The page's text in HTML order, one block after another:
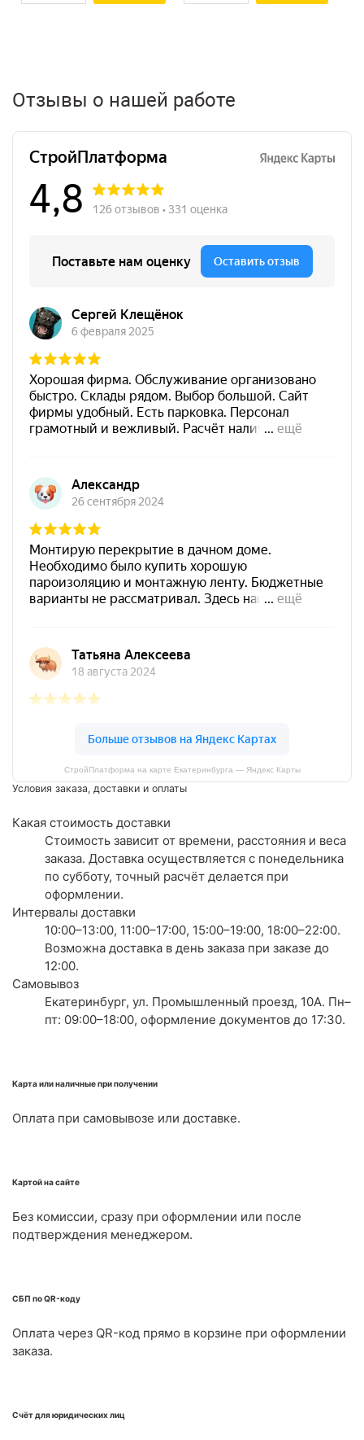
Отзывы о нашей работе
СтройПлатформа на карте Екатеринбурга — Яндекс Карты
Условия заказа, доставки и оплаты
Какая стоимость доставки
Стоимость зависит от времени, расстояния и веса
заказа. Доставка осуществляется с понедельника
по субботу, точный расчёт делается при
оформлении.
Интервалы доставки
10:00–13:00, 11:00–17:00, 15:00–19:00, 18:00–22:00.
Возможна доставка в день заказа при заказе до
12:00.
Самовывоз
Екатеринбург, ул. Промышленный проезд, 10А. Пн–
пт: 09:00–18:00, оформление документов до 17:30.
Карта или наличные при получении
Оплата при самовывозе или доставке.
Картой на сайте
Без комиссии, сразу при оформлении или после
подтверждения менеджером.
СБП по QR-коду
Оплата через QR-код прямо в корзине при оформлении
заказа.
Счёт для юридических лиц